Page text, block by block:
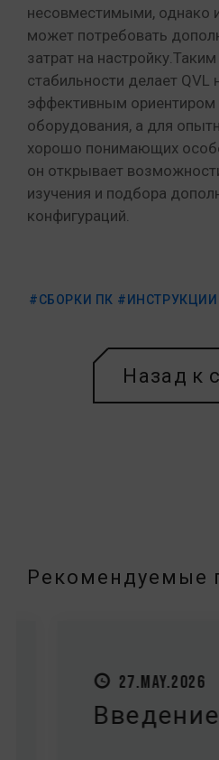
несовместимыми, однако
может потребовать
затрат на
стабильности делает QVL
эффективным
оборудования, а для
хорошо понимающих
он открывает
изучения и подбора
конфигураций.
#СБОРКИ ПК #ИНСТРУКЦИИ
Назад к
Рекомендуемые
27.MAY.2026
Введение: